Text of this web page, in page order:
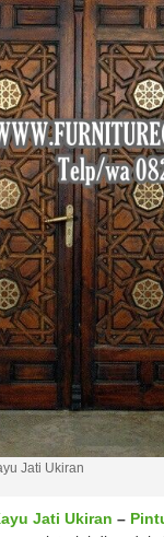
Jati Ukiran
Jati Ukiran –